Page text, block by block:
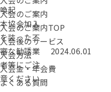
入会のご案内
入会のご案内TOP
入会後のサービス
入会方法
入会金・年会費
よくある質問
喚起
本協会加入
を装った不
審な勧誘業
者等にご注
意ください
投稿日：
2024.06.01